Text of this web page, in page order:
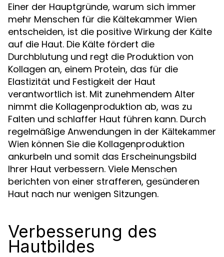
Einer der Hauptgründe, warum sich immer
mehr Menschen für die Kältekammer Wien
entscheiden, ist die positive Wirkung der Kälte
auf die Haut. Die Kälte fördert die
Durchblutung und regt die Produktion von
Kollagen an, einem Protein, das für die
Elastizität und Festigkeit der Haut
verantwortlich ist. Mit zunehmendem Alter
nimmt die Kollagenproduktion ab, was zu
Falten und schlaffer Haut führen kann. Durch
regelmäßige Anwendungen in der Kältekammer
Wien können Sie die Kollagenproduktion
ankurbeln und somit das Erscheinungsbild
Ihrer Haut verbessern. Viele Menschen
berichten von einer strafferen, gesünderen
Haut nach nur wenigen Sitzungen.
Verbesserung des
Hautbildes